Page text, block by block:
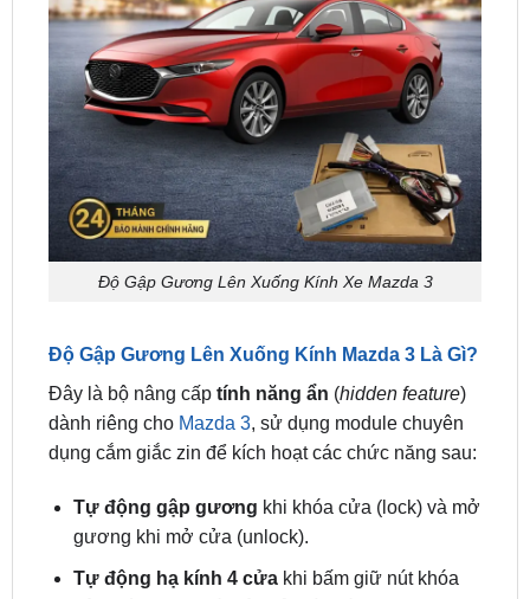
Độ Gập Gương Lên Xuống Kính Xe Mazda 3
Độ Gập Gương Lên Xuống Kính Mazda 3 Là Gì?
dành riêng choMazda 3, sử dụng module chuyên
dụng cắm giắc zin để kích hoạt các chức năng sau:
Tự động gập gươngkhi khóa cửa (lock) và mở
Tự động hạ kính 4 cửakhi bấm giữ nút khóa
trên chìa (hoặc nút trên cửa tài xế).
Tự động nâng kính 4 cửakhi bấm giữ nút mở